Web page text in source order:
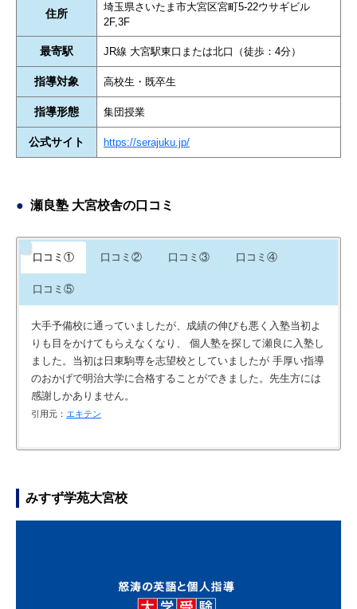
住所
埼玉県さいたま市大宮区宮町5-22ウサギビル
2F,3F
最寄駅 JR線 大宮駅東口または北口（徒歩：4分）
指導対象 高校生・既卒生
指導形態 集団授業
公式サイト https://serajuku.jp/
瀬良塾 大宮校舎の口コミ
口コミ① 口コミ② 口コミ③ 口コミ④
口コミ⑤
大手予備校に通っていましたが、成績の伸びも悪く入塾当初よ
りも目をかけてもらえなくなり、 個人塾を探して瀬良に入塾し
ました。当初は日東駒専を志望校としていましたが 手厚い指導
のおかげで明治大学に合格することができました。先生方には
感謝しかありません。
引用元： エキテン
てくれたし、 学校で下から20番だった私が上智に入れたのは、
毎日のように夜遅くまで付き合ってくれた先生たちのおかげ。
った。 こんな塾、他にないと思う。 クチコミのみで、生徒を
募集しない塾だから、 行ってた予備校聞かれても誰も知らない
ありがとうございました。
引用元：
当初は不信感もありました。 ただ少人数ならではの面倒見の良
さと、面談時の説明のわかりやすさと丁寧さで入塾を決めまし
の塾なのか息子に聞いてみたら、野球ばかりやっていて頭が良
くないと思っていた先輩が、明治大学の政治経済学部に進学す
うかと決めました。 夏の大会まで部活を続けていましたが、先
輩のアドバイスもあって、単語テストや社会科目の復習テスト
みすず学苑大宮校